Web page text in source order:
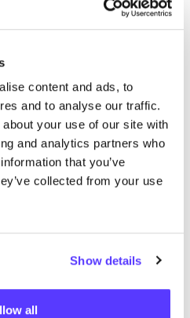
content and ads, to
and to analyse our traffic.
your use of our site with
and analytics partners who
that you’ve
collected from your use
Show details
all
comprarZD